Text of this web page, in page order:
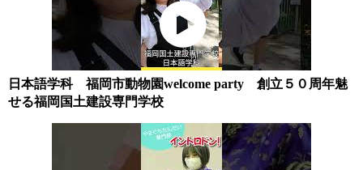
日本語学科 福岡市動物園welcome party 創立５０周年魅
せる福岡国土建設専門学校